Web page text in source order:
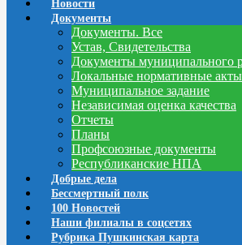
Новости
Документы
Документы. Все
Устав, Свидетельства
Документы муниципального
Локальные нормативные акты
Муниципальное задание
Независимая оценка качества
Отчеты
Планы
Профсоюзные документы
Республиканские НПА
Добрые дела
Бессмертный полк
100 Новостей
Наши филиалы в соцсетях
Рубрика Пушкинская карта